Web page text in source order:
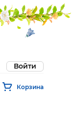
Войти
Корзина